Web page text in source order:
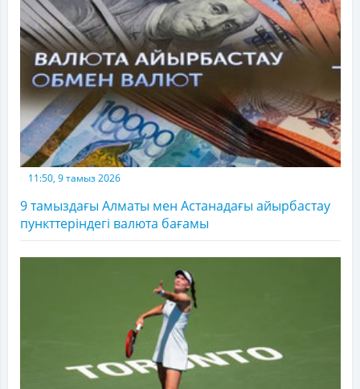
11:50, 9 тамыз 2026
9 тамыздағы Алматы мен Астанадағы айырбастау
пункттеріндегі валюта бағамы